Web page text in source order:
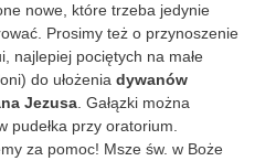
nowe, które trzeba jedynie
Prosimy też o przynoszenie
najlepiej pociętych na małe
do ułożenia dywanów
Jezusa. Gałązki można
pudełka przy oratorium.
za pomoc! Msze św. w Boże